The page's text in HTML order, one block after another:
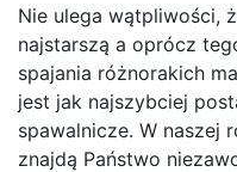
Nie ulega wątpliwości,
najstarszą a oprócz
spajania różnorakich
jest jak najszybciej
spawalnicze. W naszej
znajdą Państwo